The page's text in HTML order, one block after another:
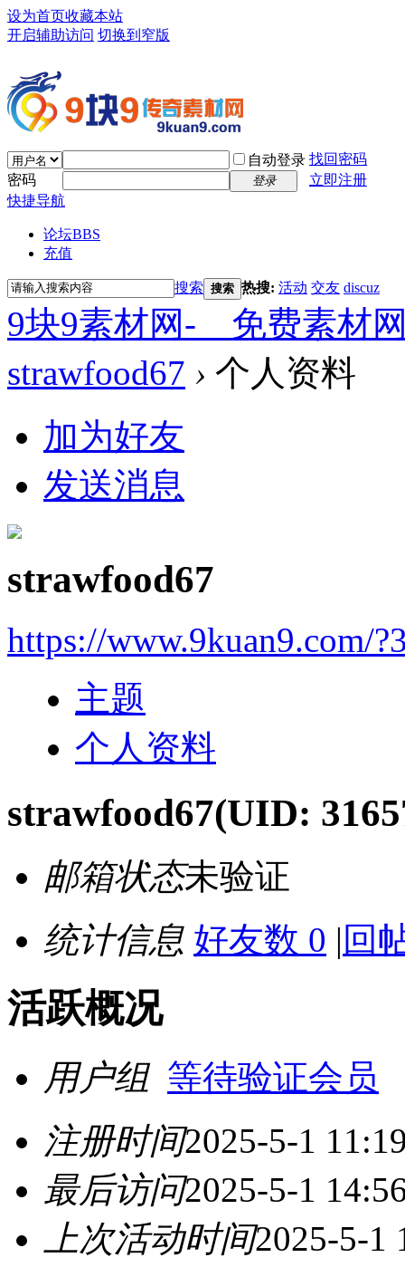
设为首页收藏本站
开启辅助访问 切换到窄版
自动登录 找回密码
密码
登录
立即注册
快捷导航
论坛BBS
充值
搜索 搜索 热搜: 活动 交友 discuz
9块9素材网-＿免费素材
strawfood67 › 个人资料
加为好友
发送消息
strawfood67
https://www.9kuan9.com/
主题
个人资料
strawfood67(UID:
邮箱状态未验证
统计信息 好友数 0 | 回
活跃概况
用户组 等待验证会员
注册时间2025-5-1
最后访问2025-5-1
上次活动时间2025-5-1